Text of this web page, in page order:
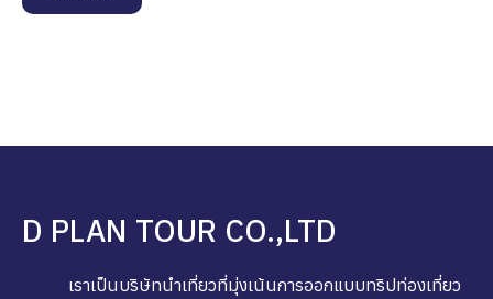
D PLAN TOUR CO.,LTD
เราเป็นบริษัทนำเที่ยวที่มุ่งเน้นการออกแบบทริปท่องเที่ยว